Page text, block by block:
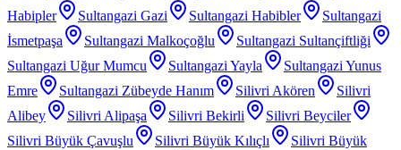
Habipler
Sultangazi Gazi Sultangazi Habibler
Sultangazi
İsmetpaşa
Sultangazi Malkoçoğlu
Sultangazi Sultançiftliği
Sultangazi Uğur Mumcu
Sultangazi Yayla
Sultangazi Yunus
Emre
Sultangazi Zübeyde Hanım Silivri Akören
Silivri
Alibey
Silivri Alipaşa Silivri Bekirli
Silivri Beyciler
Silivri Büyük Çavuşlu
Silivri Büyük Kılıçlı
Silivri Büyük